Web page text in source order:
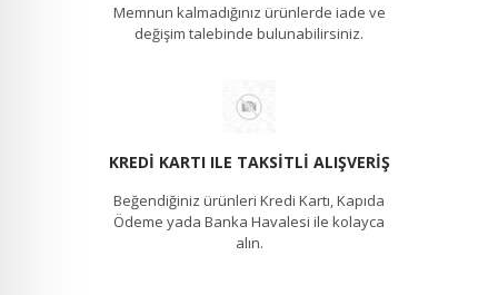
Memnun kalmadığınız ürünlerde iade ve
değişim talebinde bulunabilirsiniz.
KREDI KARTI ILE TAKSITLI ALIŞVERIŞ
Beğendiğiniz ürünleri Kredi Kartı, Kapıda
Ödeme yada Banka Havalesi ile kolayca
alın.